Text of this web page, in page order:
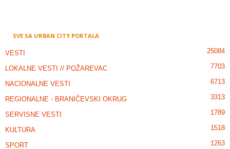
SVE SA URBAN CITY PORTALA
VESTI 25084
LOKALNE VESTI // POŽAREVAC 7703
NACIONALNE VESTI 6713
REGIONALNE - BRANIČEVSKI OKRUG 3313
SERVISNE VESTI 1789
KULTURA 1518
SPORT 1263